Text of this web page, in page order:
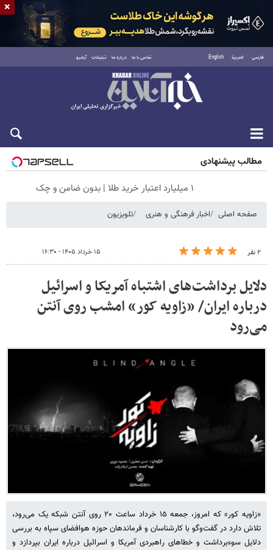
فارسی العربية English تماس با ما درباره ما تبلیغات آرشیو
شنبه ۱۷ مرداد ۱۴۰۵
مطالب پیشنهادی
۱ میلیارد اعتبار خرید طلا | بدون ضامن و چک
صفحه اصلی اخبار فرهنگی و هنری تلویزیون
۲ نفر ۱۵ خرداد ۱۴۰۵ - ۱۶:۳۰
دلایل برداشت‌های اشتباه آمریکا و اسرائیل
درباره ایران/ «زاویه کور» امشب روی آنتن
می‌رود
«زاویه کور» که امروز، جمعه ۱۵ خرداد ساعت ۲۰ روی آنتن شبکه یک می‌رود،
تلاش دارد در گفت‌وگو با کارشناسان و فرماندهان حوزه هوافضای سپاه به بررسی
دلایل سوءبرداشت‌ و خطاهای راهبردی آمریکا و اسرائیل درباره ایران بپردازد و
×